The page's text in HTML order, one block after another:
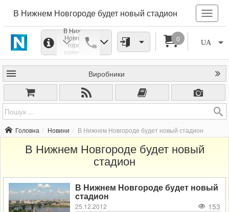
В Нижнем Новгороде будет новый стадион
В Нижнем
Новгорое
городе
намечено
строительство
стадиона на
45 тысяч мест,
который в
2018 году
будет
принимать
UA
0
Виробники
Головна Новини В Нижнем Новгороде будет новый стадион
В Нижнем Новгороде будет новый
стадион
В Нижнем Новгороде будет новый
стадион
25.12.2012
153